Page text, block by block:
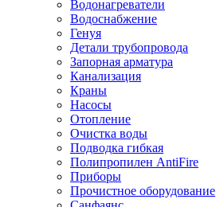
Водонагреватели
Водоснабжение
Генуя
Детали трубопровода
Запорная арматура
Канализация
Краны
Насосы
Отопление
Очистка воды
Подводка гибкая
Полипропилен AntiFire
Приборы
Прочистное оборудование